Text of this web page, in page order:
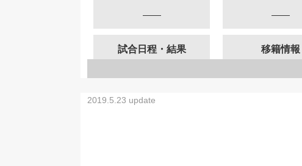
試合日程・結果 移籍情報
2019.5.23 update